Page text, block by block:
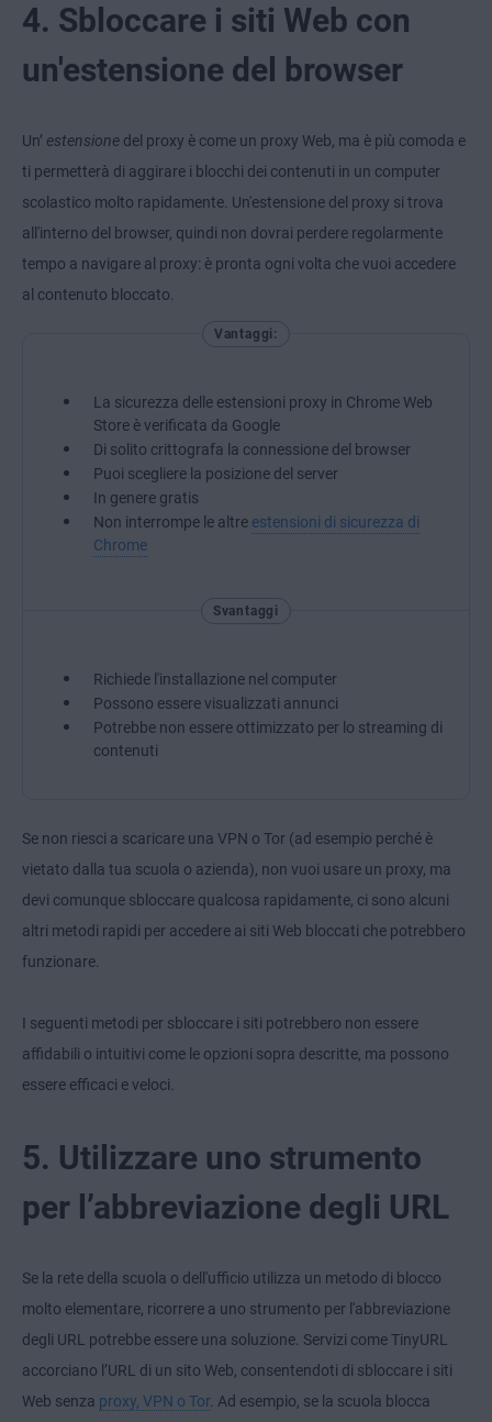
4. Sbloccare i siti Web con
un'estensione del browser
Un’ estensione del proxy è come un proxy Web, ma è più comoda e
ti permetterà di aggirare i blocchi dei contenuti in un computer
scolastico molto rapidamente. Un'estensione del proxy si trova
all'interno del browser, quindi non dovrai perdere regolarmente
tempo a navigare al proxy: è pronta ogni volta che vuoi accedere
al contenuto bloccato.
Vantaggi:
La sicurezza delle estensioni proxy in Chrome Web
Store è verificata da Google
Di solito crittografa la connessione del browser
Puoi scegliere la posizione del server
In genere gratis
Non interrompe le altre estensioni di sicurezza di
Chrome
Svantaggi
Richiede l'installazione nel computer
Possono essere visualizzati annunci
Potrebbe non essere ottimizzato per lo streaming di
contenuti
Se non riesci a scaricare una VPN o Tor (ad esempio perché è
vietato dalla tua scuola o azienda), non vuoi usare un proxy, ma
devi comunque sbloccare qualcosa rapidamente, ci sono alcuni
altri metodi rapidi per accedere ai siti Web bloccati che potrebbero
funzionare.
I seguenti metodi per sbloccare i siti potrebbero non essere
affidabili o intuitivi come le opzioni sopra descritte, ma possono
essere efficaci e veloci.
5. Utilizzare uno strumento
per l’abbreviazione degli URL
Se la rete della scuola o dell'ufficio utilizza un metodo di blocco
molto elementare, ricorrere a uno strumento per l'abbreviazione
degli URL potrebbe essere una soluzione. Servizi come TinyURL
accorciano l’URL di un sito Web, consentendoti di sbloccare i siti
Web senza proxy, VPN o Tor. Ad esempio, se la scuola blocca